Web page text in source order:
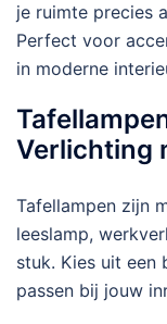
je ruimte precies
Perfect voor
in moderne
Verlichting
Tafellampen zijn
leeslamp,
stuk. Kies uit een
passen bij jouw